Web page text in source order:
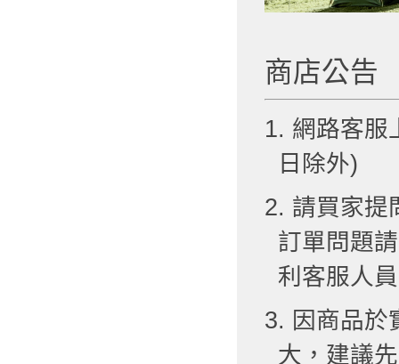
商店公告
1. 網路客服
日除外)
2. 請買家提
訂單問題
利客服人
3. 因商品於
大，建議